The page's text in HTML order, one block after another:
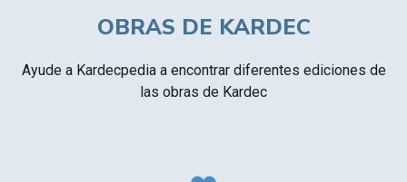
OBRAS DE KARDEC
Ayude a Kardecpedia a encontrar diferentes ediciones de
las obras de Kardec